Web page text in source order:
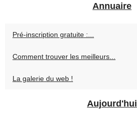
Annuaire
Pré-inscription gratuite :...
Comment trouver les meilleurs...
La galerie du web !
Aujourd'hui